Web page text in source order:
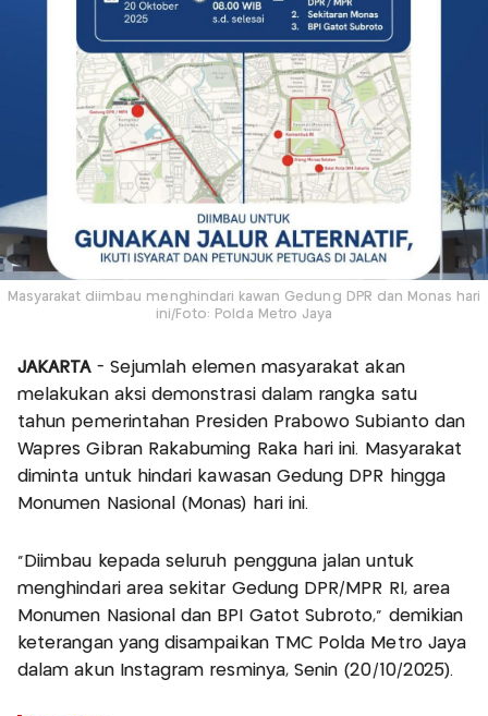
Masyarakat diimbau menghindari kawan Gedung DPR dan Monas hari
ini/Foto: Polda Metro Jaya
JAKARTA- Sejumlah elemen masyarakat akan
melakukan aksi demonstrasi dalam rangka satu
tahun pemerintahan Presiden Prabowo Subianto dan
Wapres Gibran Rakabuming Raka hari ini. Masyarakat
diminta untuk hindari kawasan Gedung DPR hingga
Monumen Nasional (Monas) hari ini.
“Diimbau kepada seluruh pengguna jalan untuk
menghindari area sekitar Gedung DPR/MPR RI, area
Monumen Nasional dan BPI Gatot Subroto,” demikian
keterangan yang disampaikan TMC Polda Metro Jaya
dalam akun Instagram resminya, Senin (20/10/2025).